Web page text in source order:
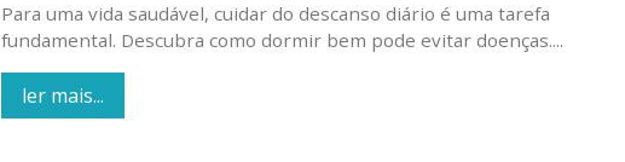
Para uma vida saudável, cuidar do descanso diário é uma tarefa
fundamental. Descubra como dormir bem pode evitar doenças....
ler mais...